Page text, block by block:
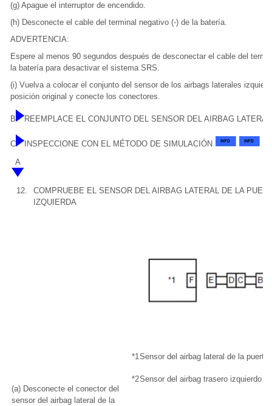
(g) Apague el interruptor de encendido.
(h) Desconecte el cable del terminal negativo (-) de la batería.
ADVERTENCIA:
Espere al menos 90 segundos después de desconectar el cable del
la batería para desactivar el sistema SRS.
(i) Vuelva a colocar el conjunto del sensor de los airbags laterales
posición original y conecte los conectores.
B REEMPLACE EL CONJUNTO DEL SENSOR DEL AIRBAG
C
INSPECCIONE CON EL MÉTODO DE SIMULACIÓN
A
12.
COMPRUEBE EL SENSOR DEL AIRBAG LATERAL DE LA
IZQUIERDA
(a) Desconecte el conector del
sensor del airbag lateral de la
*1Sensor del airbag lateral de la puerta
*2Sensor del airbag trasero izquierdo